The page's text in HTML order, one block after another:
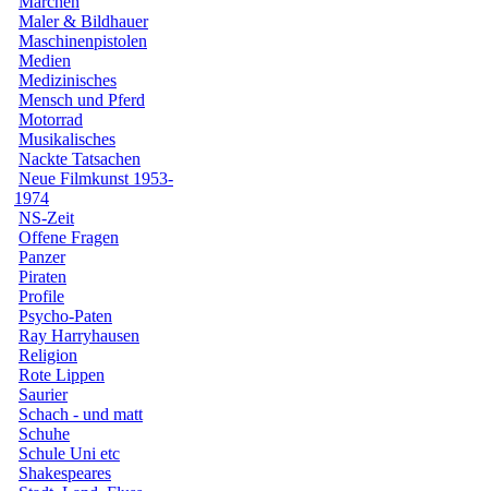
Maler & Bildhauer
Maschinenpistolen
Medien
Medizinisches
Mensch und Pferd
Motorrad
Musikalisches
Nackte Tatsachen
Neue Filmkunst 1953-
1974
NS-Zeit
Offene Fragen
Panzer
Piraten
Profile
Psycho-Paten
Ray Harryhausen
Religion
Rote Lippen
Saurier
Schach - und matt
Schuhe
Schule Uni etc
Shakespeares